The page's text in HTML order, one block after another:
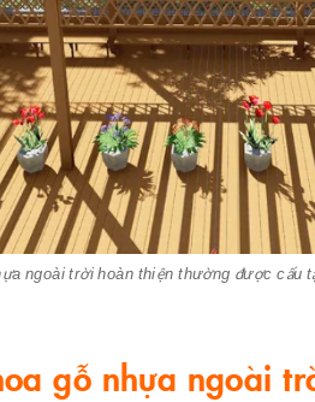
ngoài trời hoàn thiện thường được cấu
gỗ nhựa ngoài